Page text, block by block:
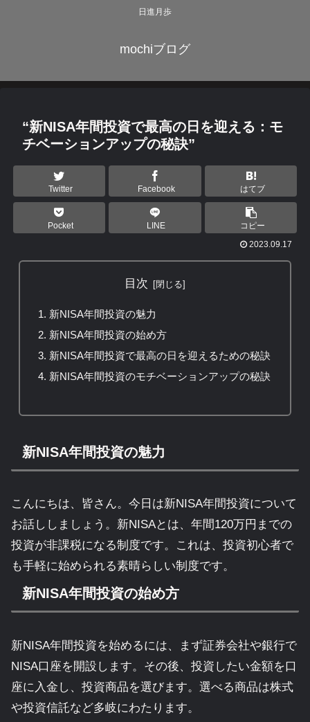
日進月歩
mochiブログ
“新NISA年間投資で最高の日を迎える：モ
チベーションアップの秘訣”
Twitter Facebook はてブ
Pocket LINE
コピー
2023.09.17
目次
新NISA年間投資の魅力
新NISA年間投資の始め方
新NISA年間投資で最高の日を迎えるための秘訣
新NISA年間投資のモチベーションアップの秘訣
新NISA年間投資の魅力
こんにちは、皆さん。今日は新NISA年間投資について
お話ししましょう。新NISAとは、年間120万円までの
投資が非課税になる制度です。これは、投資初心者で
も手軽に始められる素晴らしい制度です。
新NISA年間投資の始め方
新NISA年間投資を始めるには、まず証券会社や銀行で
NISA口座を開設します。その後、投資したい金額を口
座に入金し、投資商品を選びます。選べる商品は株式
や投資信託など多岐にわたります。